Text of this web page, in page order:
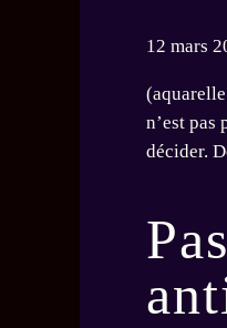
12 mars
n’est pas
décider.